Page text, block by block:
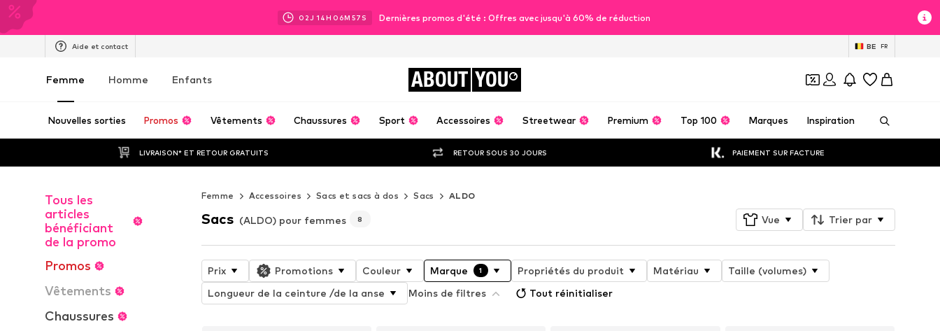
02J 14H 06M 56 S Dernières promos d'été : Offres avec jusqu'à 60% de réduction
Aide et contact BE FR
Femme Homme Enfants ABOUT YOU
Nouvelles sorties Promos Vêtements Chaussures Sport Accessoires Streetwear Premium Top 100 Marques Inspiration
LIVRAISON* ET RETOUR GRATUITS RETOUR SOUS 30 JOURS PAIEMENT SUR FACTURE
Tous les
articles
bénéficiant
de la promo
Promos
Vêtements
Chaussures
Femme Accessoires Sacs et sacs à dos Sacs ALDO
Sacs (ALDO) pour femmes 8 Vue Trier par
Prix Promotions Couleur Marque 1 Propriétés du produit Matériau
Taille (volumes)
Longueur de la ceinture /de la anse
Moins de filtres Tout réinitialiser